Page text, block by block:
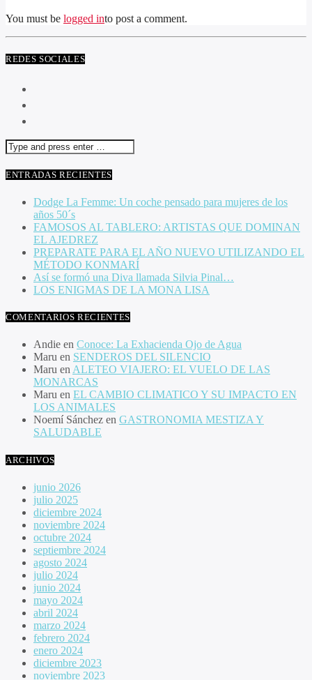
You must be logged into post a comment.
REDES SOCIALES
ENTRADAS RECIENTES
Dodge La Femme: Un coche pensado para mujeres de los
años 50´s
FAMOSOS AL TABLERO: ARTISTAS QUE DOMINAN
EL AJEDREZ
PREPARATE PARA EL AÑO NUEVO UTILIZANDO EL
MÉTODO KONMARÍ
Así se formó una Diva llamada Silvia Pinal…
LOS ENIGMAS DE LA MONA LISA
COMENTARIOS RECIENTES
Andie en Conoce: La Exhacienda Ojo de Agua
Maru en SENDEROS DEL SILENCIO
Maru enALETEO VIAJERO: EL VUELO DE LAS
MONARCAS
Maru en EL CAMBIO CLIMATICO Y SU IMPACTO EN
LOS ANIMALES
Noemí Sánchez en GASTRONOMIA MESTIZA Y
SALUDABLE
ARCHIVOS
junio 2026
julio 2025
diciembre 2024
noviembre 2024
octubre 2024
septiembre 2024
agosto 2024
julio 2024
junio 2024
mayo 2024
abril 2024
marzo 2024
febrero 2024
enero 2024
diciembre 2023
noviembre 2023